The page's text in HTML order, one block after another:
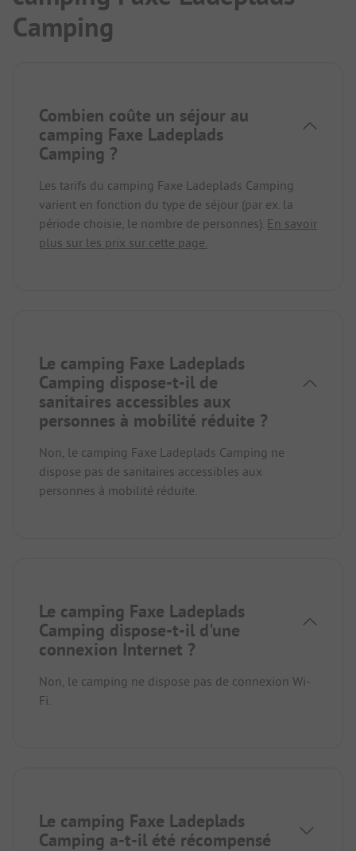
Camping
Combien coûte un séjour au
camping Faxe Ladeplads
Camping ?
Les tarifs du camping Faxe Ladeplads Camping
varient en fonction du type de séjour (par ex. la
période choisie, le nombre de personnes). En savoir
plus sur les prix sur cette page.
Le camping Faxe Ladeplads
Camping dispose-t-il de
sanitaires accessibles aux
personnes à mobilité réduite ?
Non, le camping Faxe Ladeplads Camping ne
dispose pas de sanitaires accessibles aux
personnes à mobilité réduite.
Le camping Faxe Ladeplads
Camping dispose-t-il d'une
connexion Internet ?
Non, le camping ne dispose pas de connexion Wi-
Fi.
Le camping Faxe Ladeplads
Camping a-t-il été récompensé